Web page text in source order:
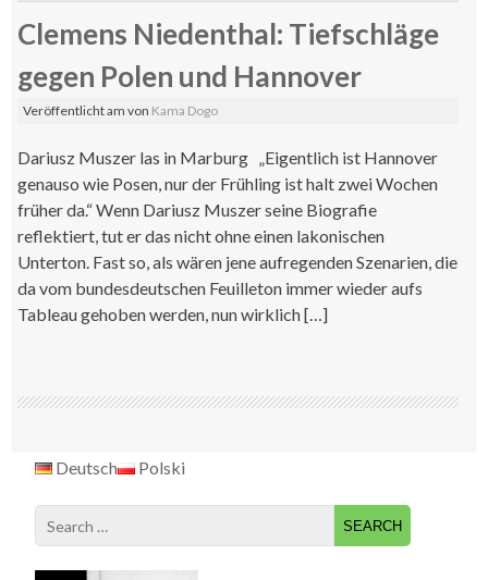
Clemens Niedenthal: Tiefschläge
gegen Polen und Hannover
Veröffentlicht amvon Kama Dogo
Dariusz Muszer las in Marburg „Eigentlich ist Hannover
genauso wie Posen, nur der Frühling ist halt zwei Wochen
früher da.“ Wenn Dariusz Muszer seine Biografie
reflektiert, tut er das nicht ohne einen lakonischen
Unterton. Fast so, als wären jene aufregenden Szenarien, die
da vom bundesdeutschen Feuilleton immer wieder aufs
Tableau gehoben werden, nun wirklich […]
Deutsch Polski
Search
for: